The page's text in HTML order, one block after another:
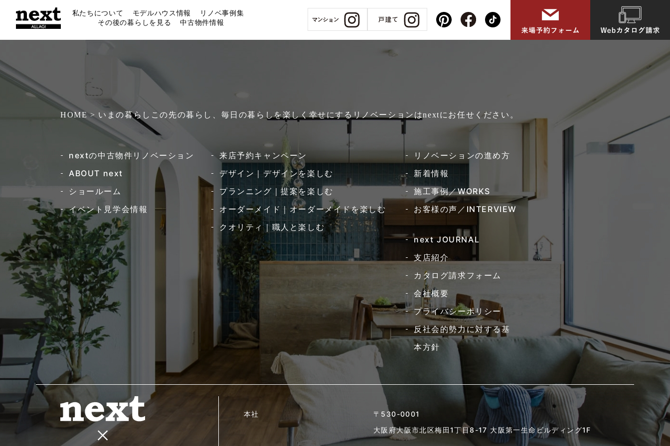
私たちについて モデルハウス情報
リノベ事例集
その後の暮らしを見る
中古物件情報
HOME > いまの暮らしこの先の暮らし、毎日の暮らしを楽しく幸せにするリノベーションはnextにお任せください。
nextの中古物件リノベーション​
ABOUT next
ショールーム
イベント見学会情報
来店予約キャンペーン
デザイン｜デザインを楽しむ
プランニング｜提案を楽しむ
オーダーメイド｜オーダーメイドを楽しむ
クオリティ｜職人と楽しむ
リノベーションの進め方
新着情報
施工事例／WORKS
お客様の声／INTERVIEW
next JOURNAL
支店紹介
カタログ請求フォーム
会社概要
プライバシーポリシー
反社会的勢力に対する基
本方針
本社
〒530-0001
大阪府大阪市北区梅田1丁目8-17 大阪第一生命ビルディング1F